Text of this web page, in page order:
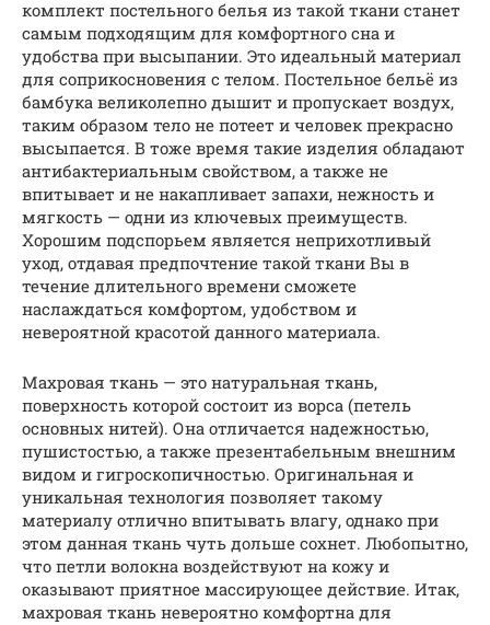
комплект постельного белья из такой ткани станет
самым подходящим для комфортного сна и
удобства при высыпании. Это идеальный материал
для соприкосновения с телом. Постельное бельё из
бамбука великолепно дышит и пропускает воздух,
таким образом тело не потеет и человек прекрасно
высыпается. В тоже время такие изделия обладают
антибактериальным свойством, а также не
впитывает и не накапливает запахи, нежность и
мягкость — одни из ключевых преимуществ.
Хорошим подспорьем является неприхотливый
уход, отдавая предпочтение такой ткани Вы в
течение длительного времени сможете
наслаждаться комфортом, удобством и
невероятной красотой данного материала.
Махровая ткань — это натуральная ткань,
поверхность которой состоит из ворса (петель
основных нитей). Она отличается надежностью,
пушистостью, а также презентабельным внешним
видом и гигроскопичностью. Оригинальная и
уникальная технология позволяет такому
материалу отлично впитывать влагу, однако при
этом данная ткань чуть дольше сохнет. Любопытно,
что петли волокна воздействуют на кожу и
оказывают приятное массирующее действие. Итак,
махровая ткань невероятно комфортна для